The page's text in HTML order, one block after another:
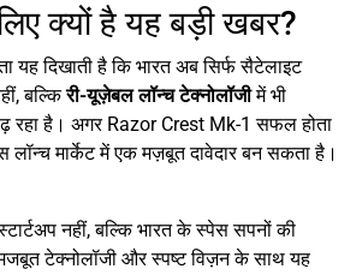
क्यों है यह बड़ी खबर?
यह दिखाती है कि भारत अब सिर्फ सैटेलाइट
बल्किरी-यूज़ेबल लॉन्च टेक्नोलॉजीमें भी
रहा है। अगर Razor Crest Mk-1 सफल होता
लॉन्च मार्केट में एक मज़बूत दावेदार बन सकता है।
नहीं, बल्कि भारत के स्पेस सपनों की
टेक्नोलॉजी और स्पष्ट विज़न के साथ यह